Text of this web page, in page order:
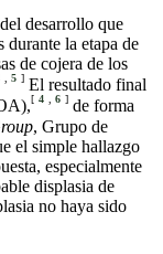
desarrollo que
durante la etapa de
de cojera de los
5 ] El resultado final
[ 4 6 ] de forma
, Grupo de
el simple hallazgo
especialmente
displasia de
no haya sido